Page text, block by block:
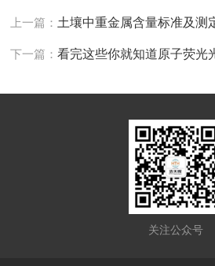
上一篇： 土壤中重金属含量标准及测
下一篇：看完这些你就知道原子荧光光
关注公众号